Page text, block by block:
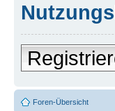
Foren-Übersicht